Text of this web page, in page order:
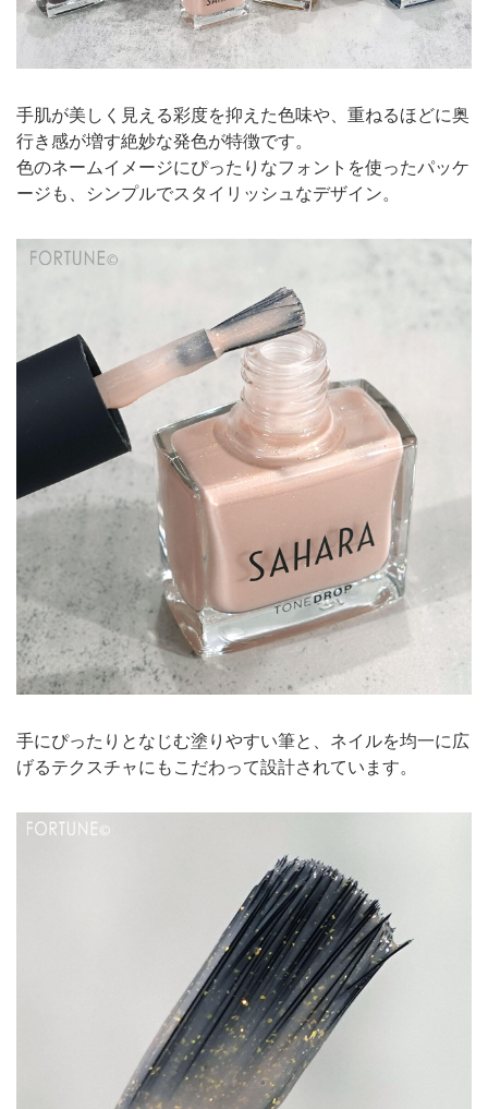
手肌が美しく見える彩度を抑えた色味や、重ねるほどに奥
行き感が増す絶妙な発色が特徴です。
色のネームイメージにぴったりなフォントを使ったパッケ
ージも、シンプルでスタイリッシュなデザイン。
手にぴったりとなじむ塗りやすい筆と、ネイルを均一に広
げるテクスチャにもこだわって設計されています。